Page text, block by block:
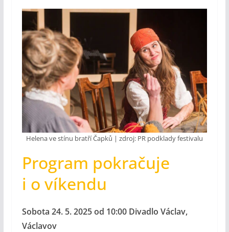
Helena ve stínu bratří Čapků | zdroj: PR podklady festivalu
Program pokračuje
i o víkendu
Sobota 24. 5. 2025 od 10:00 Divadlo Václav,
Václavov